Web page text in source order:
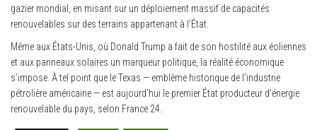
gazier mondial, en misant sur un déploiement massif de capacités
renouvelables sur des terrains appartenant à l’État.
Même aux États-Unis, où Donald Trump a fait de son hostilité aux éoliennes
et aux panneaux solaires un marqueur politique, la réalité économique
s’impose. À tel point que le Texas — emblème historique de l’industrie
pétrolière américaine — est aujourd’hui le premier État producteur d’énergie
renouvelable du pays, selon France 24.